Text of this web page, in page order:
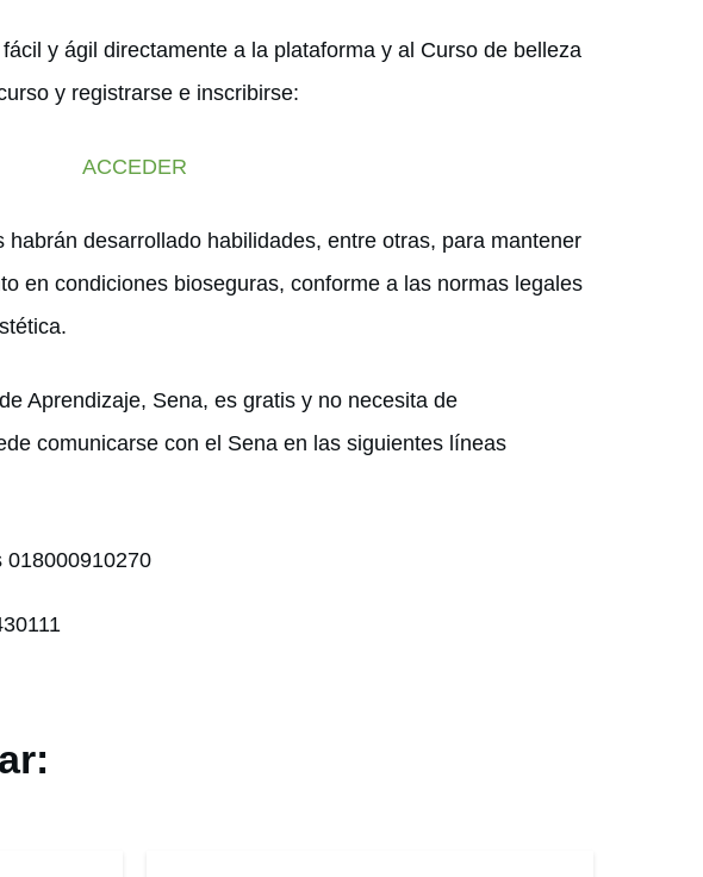
y ágil directamente a la plataforma y al Curso de belleza
y registrarse e inscribirse:
ACCEDER
desarrollado habilidades, entre otras, para mantener
en condiciones bioseguras, conforme a las normas legales
Aprendizaje, Sena, es gratis y no necesita de
comunicarse con el Sena en las siguientes líneas
018000910270